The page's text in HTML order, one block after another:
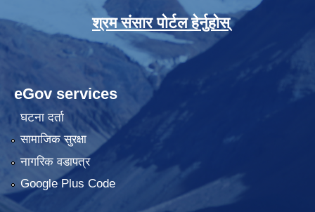
श्रम संसार पोर्टल हेर्नुहोस्
eGov services
घटना दर्ता
सामाजिक सुरक्षा
नागरिक वडापत्र
Google Plus Code